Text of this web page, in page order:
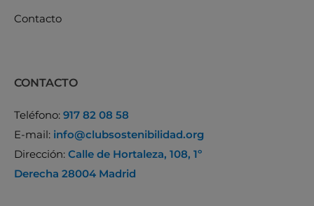
Contacto
CONTACTO
Teléfono: 917 82 08 58
E-mail: info@clubsostenibilidad.org
Dirección: Calle de Hortaleza, 108, 1º
Derecha 28004 Madrid